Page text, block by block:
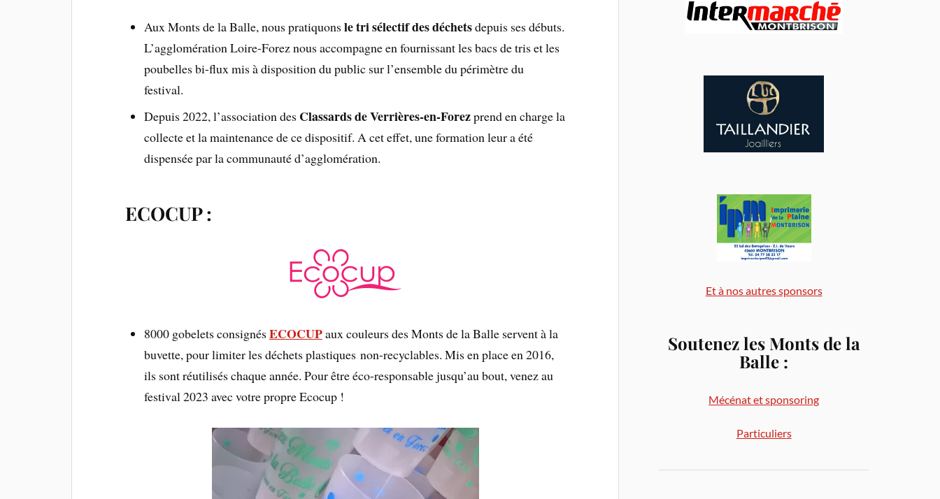
Aux Monts de la Balle, nous pratiquonsle tri sélectif des déchetsdepuis ses débuts.
L’agglomération Loire-Forez nous accompagne en fournissant les bacs de tris et les
poubelles bi-flux mis à disposition du public sur l’ensemble du périmètre du
festival.
Depuis 2022, l’association des Classards de Verrières-en-Forezprend en charge la
collecte et la maintenance de ce dispositif. A cet effet, une formation leur a été
dispensée par la communauté d’agglomération.
ECOCUP :
8000 gobelets consignésECOCUPaux couleurs des Monts de la Balle servent à la
buvette, pour limiter les déchets plastiques non-recyclables. Mis en place en 2016,
ils sont réutilisés chaque année. Pour être éco-responsable jusqu’au bout, venez au
festival 2023 avec votre propre Ecocup !
Et à nos autres sponsors
Soutenez les Monts de la
Balle :
Mécénat et sponsoring
Particuliers